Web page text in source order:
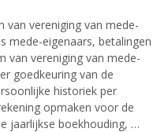
van vereniging van mede-
mede-eigenaars, betalingen
van vereniging van mede-
goedkeuring van de
historiek per
opmaken voor de
jaarlijkse boekhouding, …